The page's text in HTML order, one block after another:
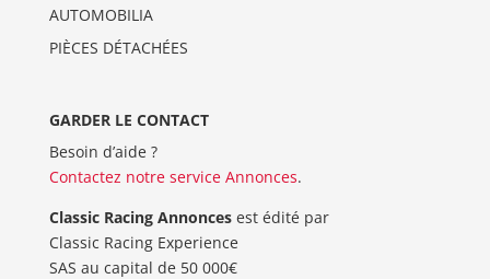
AUTOMOBILIA
PIÈCES DÉTACHÉES
GARDER LE CONTACT
Besoin d’aide ?
Contactez notre service Annonces.
Classic Racing Annoncesest édité par
Classic Racing Experience
SAS au capital de 50 000€